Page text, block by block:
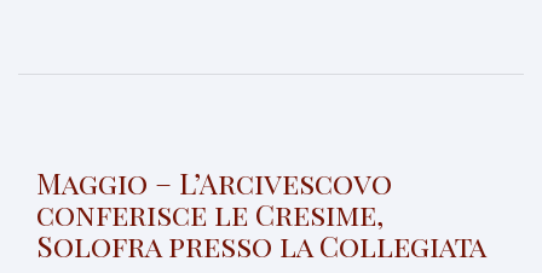
Maggio – L’Arcivescovo
conferisce le Cresime,
Solofra presso la Collegiata